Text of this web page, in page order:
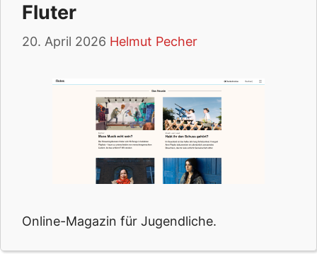
Fluter
20. April 2026 Helmut Pecher
Online-Magazin für Jugendliche.